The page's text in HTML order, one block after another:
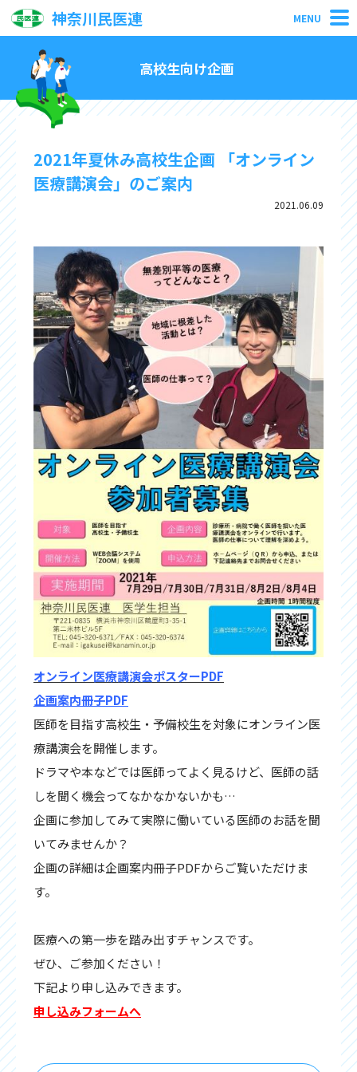
神奈川民医連 MENU
高校生向け企画
2021年夏休み高校生企画 「オンライン
医療講演会」のご案内
2021.06.09
オンライン医療講演会ポスターPDF
企画案内冊子PDF
医師を目指す高校生・予備校生を対象にオンライン医
療講演会を開催します。
ドラマや本などでは医師ってよく見るけど、医師の話
しを聞く機会ってなかなかないかも…
企画に参加してみて実際に働いている医師のお話を聞
いてみませんか？
企画の詳細は企画案内冊子PDFからご覧いただけま
す。
医療への第一歩を踏み出すチャンスです。
ぜひ、ご参加ください！
下記より申し込みできます。
申し込みフォームへ